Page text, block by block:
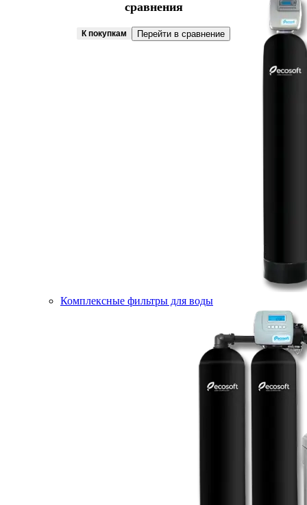
Комплексные фильтры для воды
сравнения
К покупкам Перейти в сравнение